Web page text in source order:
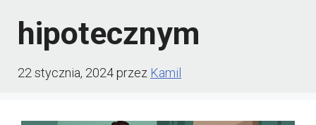
hipotecznym
22 stycznia, 2024przez Kamil